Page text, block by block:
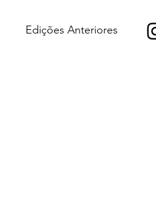
Edições Anteriores